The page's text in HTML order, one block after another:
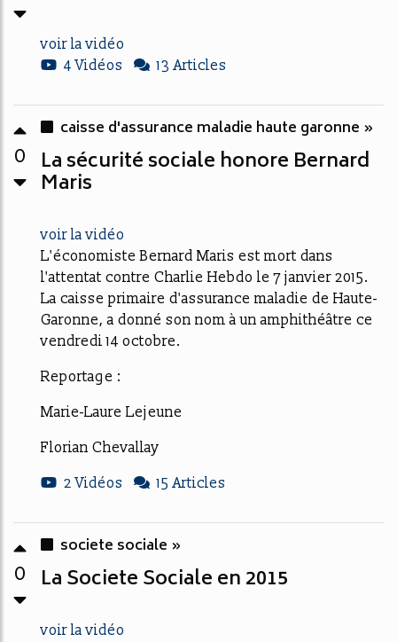
voir la vidéo
4 Vidéos
13 Articles
0
caisse d'assurance maladie haute garonne »
La sécurité sociale honore Bernard
Maris
voir la vidéo
L'économiste Bernard Maris est mort dans
l'attentat contre Charlie Hebdo le 7 janvier 2015.
La caisse primaire d'assurance maladie de Haute-
Garonne, a donné son nom à un amphithéâtre ce
vendredi 14 octobre.
Reportage :
Marie-Laure Lejeune
Florian Chevallay
2 Vidéos
15 Articles
0
societe sociale »
La Societe Sociale en 2015
voir la vidéo